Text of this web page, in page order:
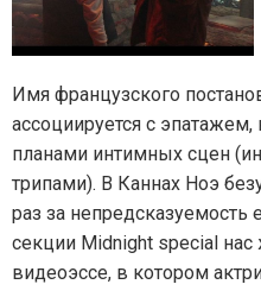
Имя французского
ассоциируется с
планами интимных сцен
трипами). В Каннах Ноэ
раз за непредсказуемость
секции Midnight special
видеоэссе, в котором